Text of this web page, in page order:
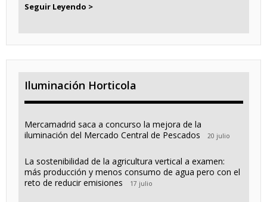
Seguir Leyendo >
Iluminación Horticola
Mercamadrid saca a concurso la mejora de la
iluminación del Mercado Central de Pescados
20 julio
La sostenibilidad de la agricultura vertical a examen:
más producción y menos consumo de agua pero con el
reto de reducir emisiones
17 julio